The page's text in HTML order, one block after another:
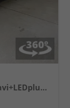
LIFE 150PS eTSI DSG AHK+360°+Navi+LEDplus+Lenkradheiz+IQ.Drive+ACC+eHeck